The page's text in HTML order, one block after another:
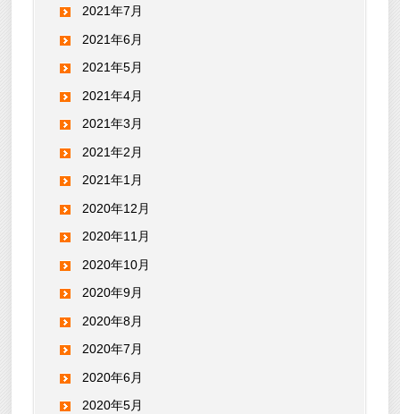
2021年7月
2021年6月
2021年5月
2021年4月
2021年3月
2021年2月
2021年1月
2020年12月
2020年11月
2020年10月
2020年9月
2020年8月
2020年7月
2020年6月
2020年5月